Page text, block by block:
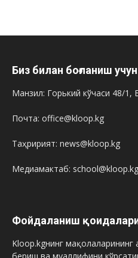
Биз билан боғланиш
Манзил: Горький кўчаси 48/1,
Почта: office@kloop.kg
Таҳририят: news@kloop.kg
Медиамактаб: school@kloop.kg
Фойдаланиш
Kloop.kgнинг мақолаларининг